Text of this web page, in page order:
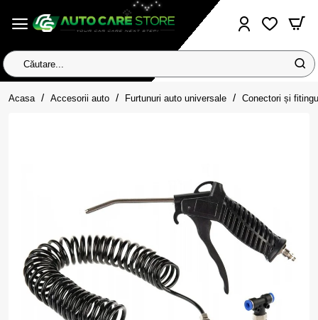
Căutare...
Acasa homeAccesorii auto Furtunuri auto universale Conectori și